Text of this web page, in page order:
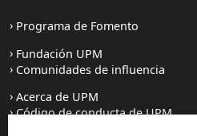
Programa de Fomento
Fundación UPM
Comunidades de influencia
Acerca de UPM
Código de conducta de UPM